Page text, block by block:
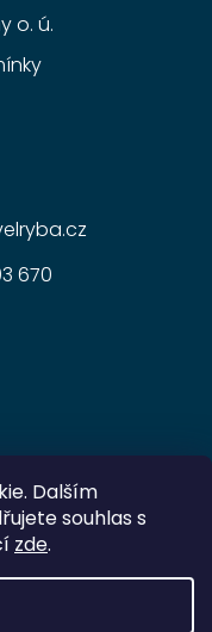
Dalším
souhlas s
zde.
o. ú.
670